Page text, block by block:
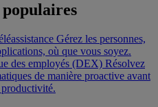
Gérez les personnes,
où que vous soyez.
des employés (DEX) Résolvez
de manière proactive avant
productivité.